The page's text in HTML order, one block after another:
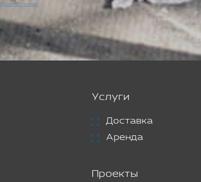
Услуги
Доставка
Аренда
Проекты